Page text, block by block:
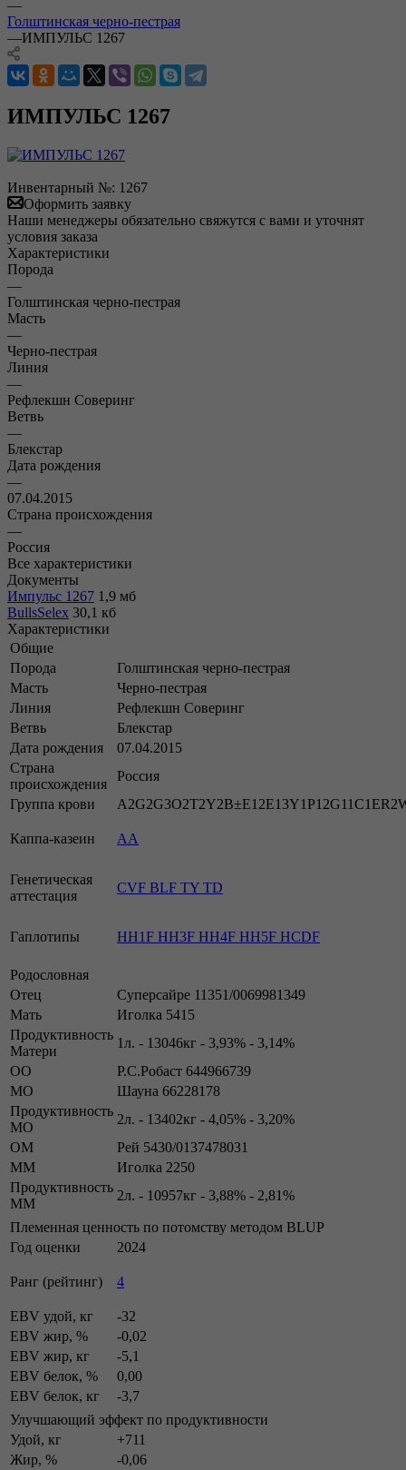
—
Голштинская черно-пестрая
—ИМПУЛЬС 1267
ИМПУЛЬС 1267
Инвентарный №: 1267
Оформить заявку
Наши менеджеры обязательно свяжутся с вами и уточнят
условия заказа
Характеристики
Порода
—
Голштинская черно-пестрая
Масть
—
Черно-пестрая
Линия
—
Рефлекшн Соверинг
Ветвь
—
Блекстар
Дата рождения
—
07.04.2015
Страна происхождения
—
Россия
Все характеристики
Документы
Импульс 1267 1,9 мб
BullsSelex 30,1 кб
Характеристики
Общие
Порода
Голштинская черно-пестрая
Масть
Черно-пестрая
Линия
Рефлекшн Соверинг
Ветвь
Блекстар
Дата рождения
07.04.2015
Страна
происхождения
Россия
Группа крови
Каппа-казеин АА
Генетическая
аттестация
CVF BLF TY TD
Гаплотипы HH1F HH3F HH4F HH5F HCDF
Родословная
Отец
Суперсайре 11351/0069981349
Мать
Иголка 5415
Продуктивность
Матери
1л. - 13046кг - 3,93% - 3,14%
ОО
Р.С.Робаст 644966739
МО
Шауна 66228178
Продуктивность
МО
2л. - 13402кг - 4,05% - 3,20%
ОМ
Рей 5430/0137478031
ММ
Иголка 2250
Продуктивность
ММ
2л. - 10957кг - 3,88% - 2,81%
Племенная ценность по потомству методом BLUP
Год оценки
2024
Ранг (рейтинг) 4
EBV удой, кг
-32
EBV жир, %
-0,02
EBV жир, кг
-5,1
EBV белок, %
0,00
EBV белок, кг
-3,7
Улучшающий эффект по продуктивности
Удой, кг
+711
Жир, %
-0,06